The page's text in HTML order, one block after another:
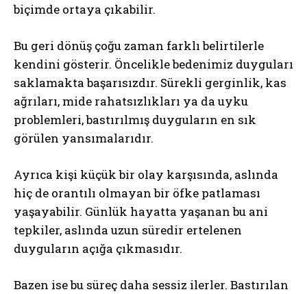
biçimde ortaya çıkabilir.
Bu geri dönüş çoğu zaman farklı belirtilerle
kendini gösterir. Öncelikle bedenimiz duyguları
saklamakta başarısızdır. Sürekli gerginlik, kas
ağrıları, mide rahatsızlıkları ya da uyku
problemleri, bastırılmış duyguların en sık
görülen yansımalarıdır.
Ayrıca kişi küçük bir olay karşısında, aslında
hiç de orantılı olmayan bir öfke patlaması
yaşayabilir. Günlük hayatta yaşanan bu ani
tepkiler, aslında uzun süredir ertelenen
duyguların açığa çıkmasıdır.
Bazen ise bu süreç daha sessiz ilerler. Bastırılan